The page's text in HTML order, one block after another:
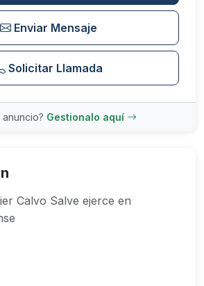
Enviar Mensaje
Solicitar Llamada
anuncio? Gestionalo aquí
Calvo Salve ejerce en